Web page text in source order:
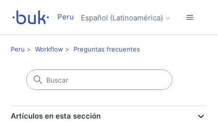
Peru Español (Latinoamérica)
Peru Workflow Preguntas frecuentes
Artículos en esta sección